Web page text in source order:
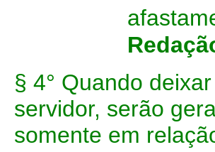
§ 4° Quando
servidor, serão
somente em